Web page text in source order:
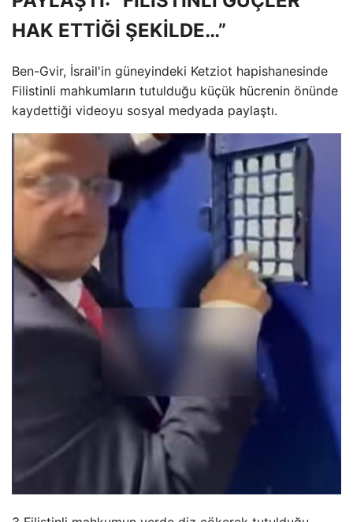
HAK ETTİĞİ ŞEKİLDE…”
Ben-Gvir, İsrail'in güneyindeki Ketziot hapishanesinde
Filistinli mahkumların tutulduğu küçük hücrenin önünde
kaydettiği videoyu sosyal medyada paylaştı.